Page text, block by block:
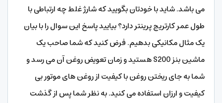
می باشد. شاید با خودتان بگویید که شارژ غلط چه ارتباطی با
طول عمر کارتریج پرینتر دارد؟ بیایید پاسخ این سوال را با بیان
یک مثال مکانیکی بدهیم. فرض کنید که شما صاحب یک
ماشین بنز S200 هستید و زمان تعویض روغن آن می رسد و
شما به جای ریختن روغن با کیفیت از روغن های موتور بی
کیفیت و ارزان استفاده می کنید. به نظر شما پس از گذشت